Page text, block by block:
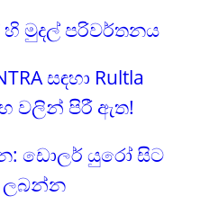
මුදල් පරිවර්තනය
සඳහා Rultla
වලින් පිරී ඇත!
ඩොලර් යුරෝ සිට
ලබන්න